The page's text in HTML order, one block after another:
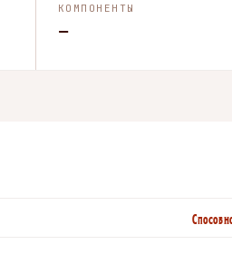
КОМПОНЕНТЫ
—